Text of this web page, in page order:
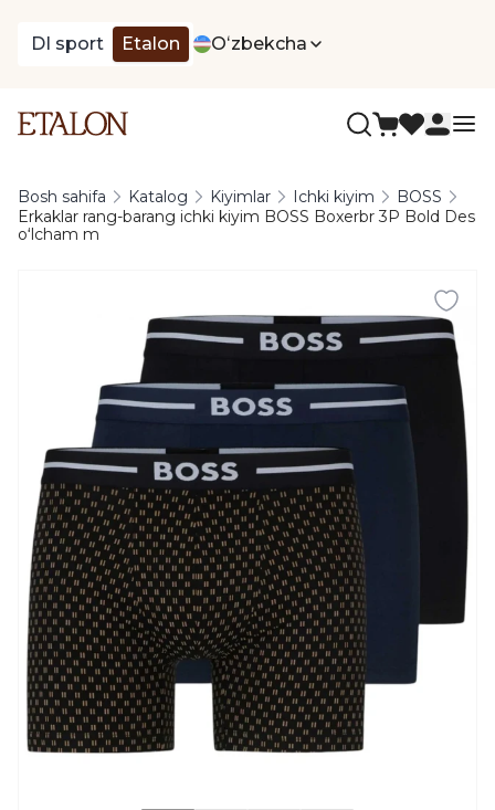
DI sport Etalon Oʻzbekcha
Bosh sahifa Katalog Kiyimlar Ichki kiyim
BOSS
Erkaklar rang-barang ichki kiyim BOSS Boxerbr 3P Bold Des
oʻlcham m